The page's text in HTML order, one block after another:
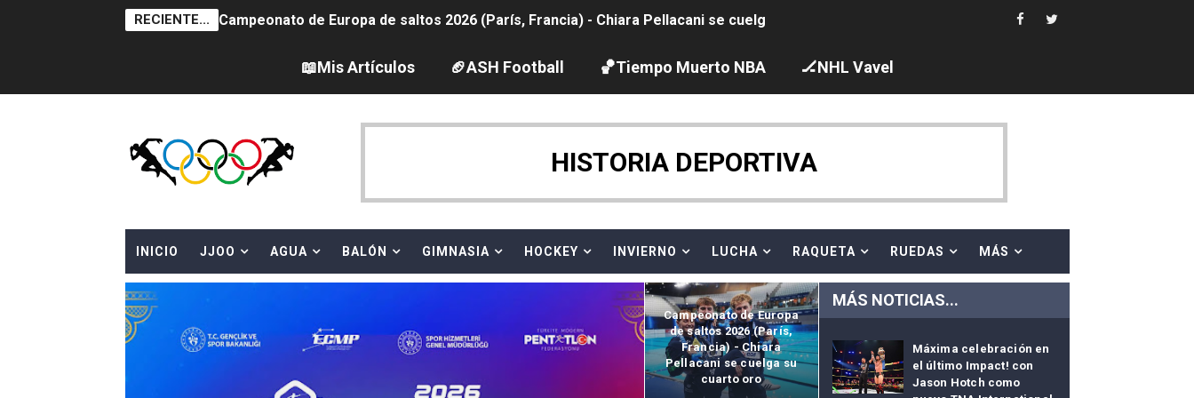
RECIENTE... Campeonato de Europa de saltos 2026 (París, Francia) - Chiara Pellacani se cuelga su cuarto oro
Campeonato de Europa de natación artística 2026 (París, Francia) - España se lleva 8 medallas, seis para Iris Tió
Canadá Open 2026
Tour de Francia femenino 2026 - Etapa 4
Campeonato de Europa en aguas abiertas 2026 (París, Francia) - Ángela Martínez 5ª en 10km
Mundial de MotoGP 2026 - GP Gran Bretaña
EFA y AFLE 2026 - Regular season
Grandes éxitos por fin para Chelsea Green, Chad Gable y Baron Corbin en SummerSlam
📖Mis Artículos 🏈ASH Football 🏀Tiempo Muerto NBA 🏒NHL Vavel
HISTORIA DEPORTIVA
INICIO JJOO AGUA BALÓN GIMNASIA HOCKEY INVIERNO LUCHA RAQUETA RUEDAS MÁS
Campeonato de Europa
de saltos 2026 (París,
Francia) - Chiara
Pellacani se cuelga su
cuarto oro
MÁS NOTICIAS...
Máxima celebración en
el último Impact! con
Jason Hotch como